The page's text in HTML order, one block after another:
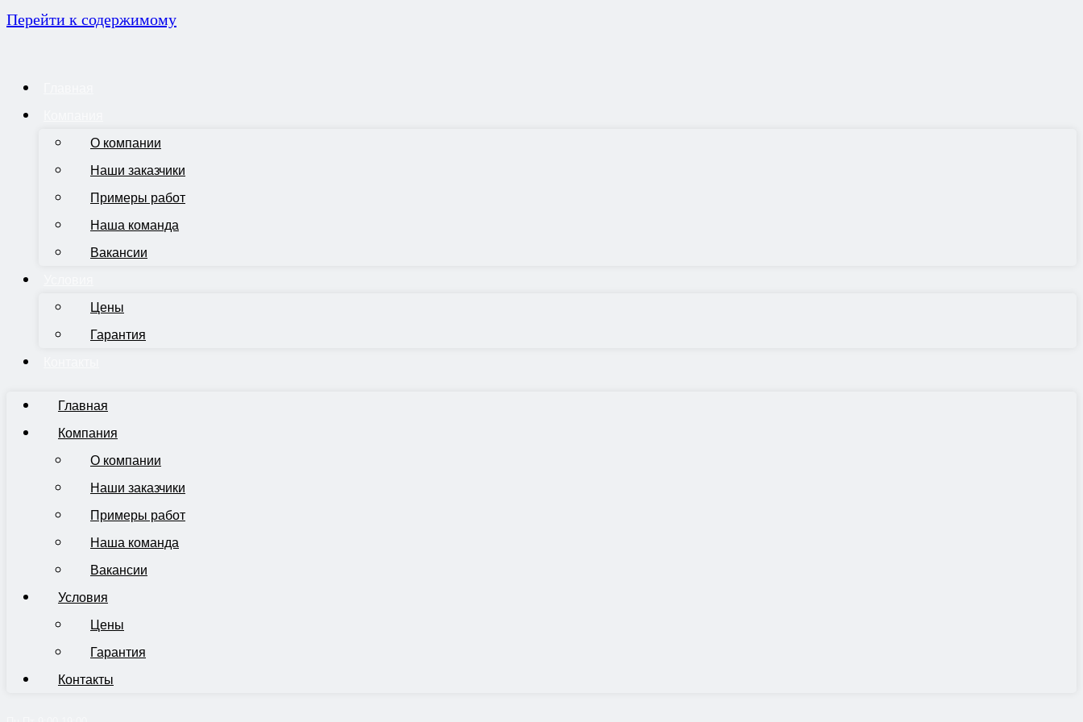
Перейти к содержимому
О компании
Наши заказчики
Примеры работ
Наша команда
Вакансии
Цены
Гарантия
Главная
Компания
О компании
Наши заказчики
Примеры работ
Наша команда
Вакансии
Условия
Цены
Гарантия
Контакты